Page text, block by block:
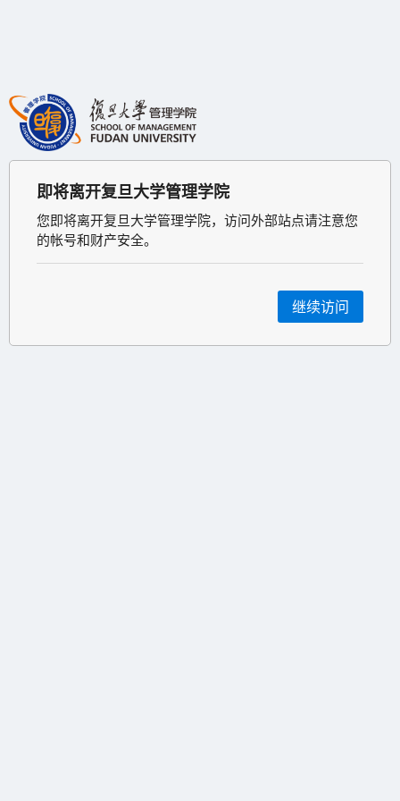
即将离开复旦大学管理学院
您即将离开复旦大学管理学院，访问外部站点请注意您
的帐号和财产安全。
继续访问